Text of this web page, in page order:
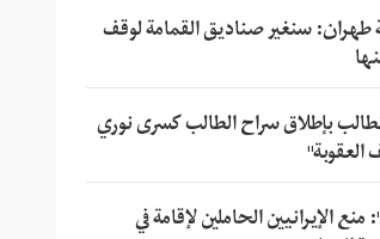
طهران: سنغير صناديق القمامة لوقف
بإطلاق سراح الطالب كسرى نوري
الإيرانيين الحاملين لإقامة في